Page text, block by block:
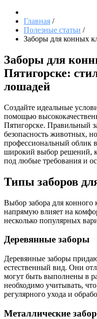
Главная /
Полезные статьи /
Заборы для конных
Заборы для
Пятигорске:
лошадей
Создайте идеальные
помощью
Пятигорске. Правильный
безопасность животных,
профессиональный облик
широкий выбор решений,
под любые требования и
Типы заборов
Выбор забора для
напрямую влияет на
несколько популярных
Деревянные заборы
Деревянные заборы
естественный вид. Они
могут быть выполнены в
необходимо учитывать,
регулярного ухода и
Металлические